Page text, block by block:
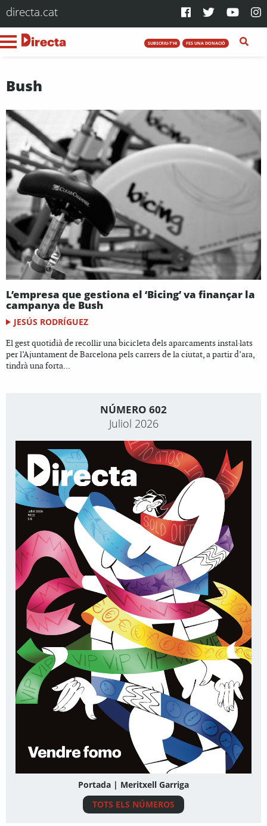
directa.cat
SUBSCRIU-T'HI FES UNA DONACIÓ
Bush
L’empresa que gestiona el ‘Bicing’ va finançar la
campanya de Bush
JESÚS RODRÍGUEZ
El gest quotidià de recollir una bicicleta dels aparcaments instal·lats
per l’Ajuntament de Barcelona pels carrers de la ciutat, a partir d’ara,
tindrà una forta...
NÚMERO 602
Juliol 2026
Portada | Meritxell Garriga
TOTS ELS NÚMEROS